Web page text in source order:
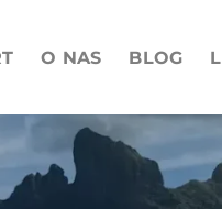
O NAS BLOG